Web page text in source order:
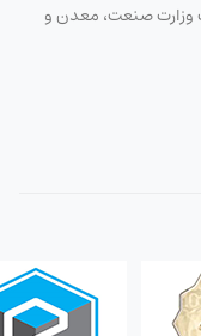
وزارت صنعت، معدن و